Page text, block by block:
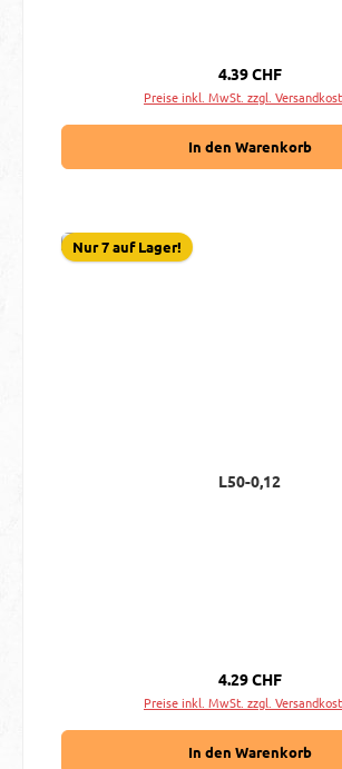
Regulärer Preis:
4.39 CHF
Preise inkl. MwSt. zzgl.
In den Warenkorb
Nur 7 auf Lager!
L50-0,12
Regulärer Preis:
4.29 CHF
Preise inkl. MwSt. zzgl.
In den Warenkorb